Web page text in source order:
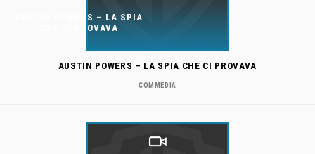
AUSTIN POWERS – LA SPIA
CHE CI PROVAVA
AUSTIN POWERS – LA SPIA CHE CI PROVAVA
COMMEDIA